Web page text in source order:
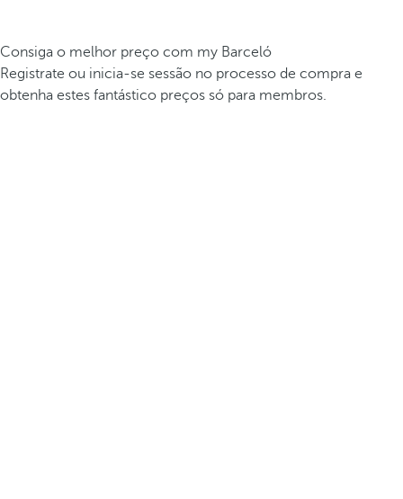
Consiga o melhor preço com my Barceló
Registrate ou inicia-se sessão no processo de compra e
obtenha estes fantástico preços só para membros.